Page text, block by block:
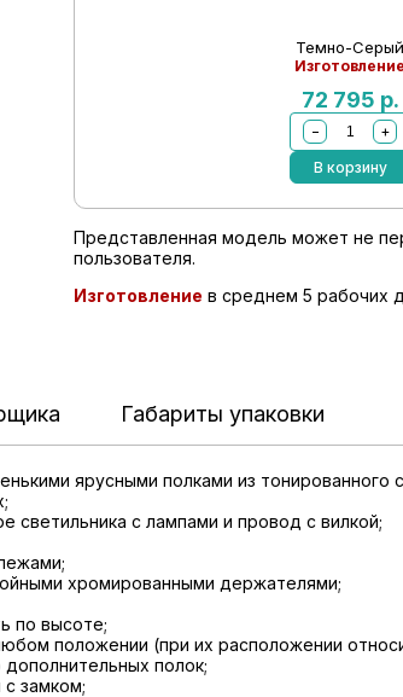
Темно-Серый
Изготовление
72 795 р.
−
+
В корзину
Представленная модель может не
пользователя.
Изготовление в среднем 5 рабочих
Габариты упаковки
ярусными полками из тонированного
светильника с лампами и провод с вилкой;
хромированными держателями;
по высоте;
положении (при их расположении
полок;
замком;